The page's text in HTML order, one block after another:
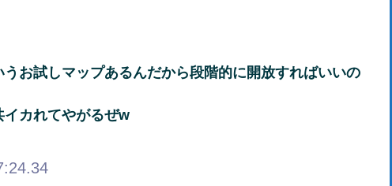
お試しマップあるんだから段階的に開放すればいいの
イカれてやがるぜw